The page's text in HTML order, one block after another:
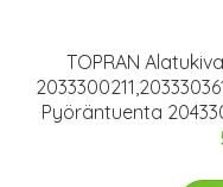
TOPRAN
Pyöräntuenta